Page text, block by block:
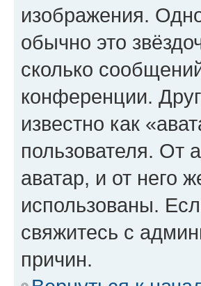
изображения.
обычно это
сколько
конференции.
известно как
пользователя. От
аватар, и от него
использованы.
свяжитесь с
причин.